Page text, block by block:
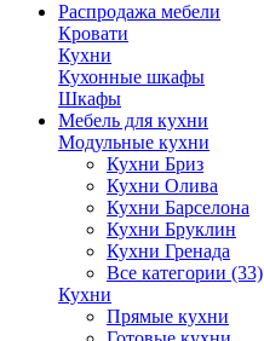
Распродажа мебели
Кровати
Кухни
Кухонные шкафы
Шкафы
Мебель для кухни
Модульные кухни
Кухни Бриз
Кухни Олива
Кухни Барселона
Кухни Бруклин
Кухни Гренада
Все категории (33)
Кухни
Прямые кухни